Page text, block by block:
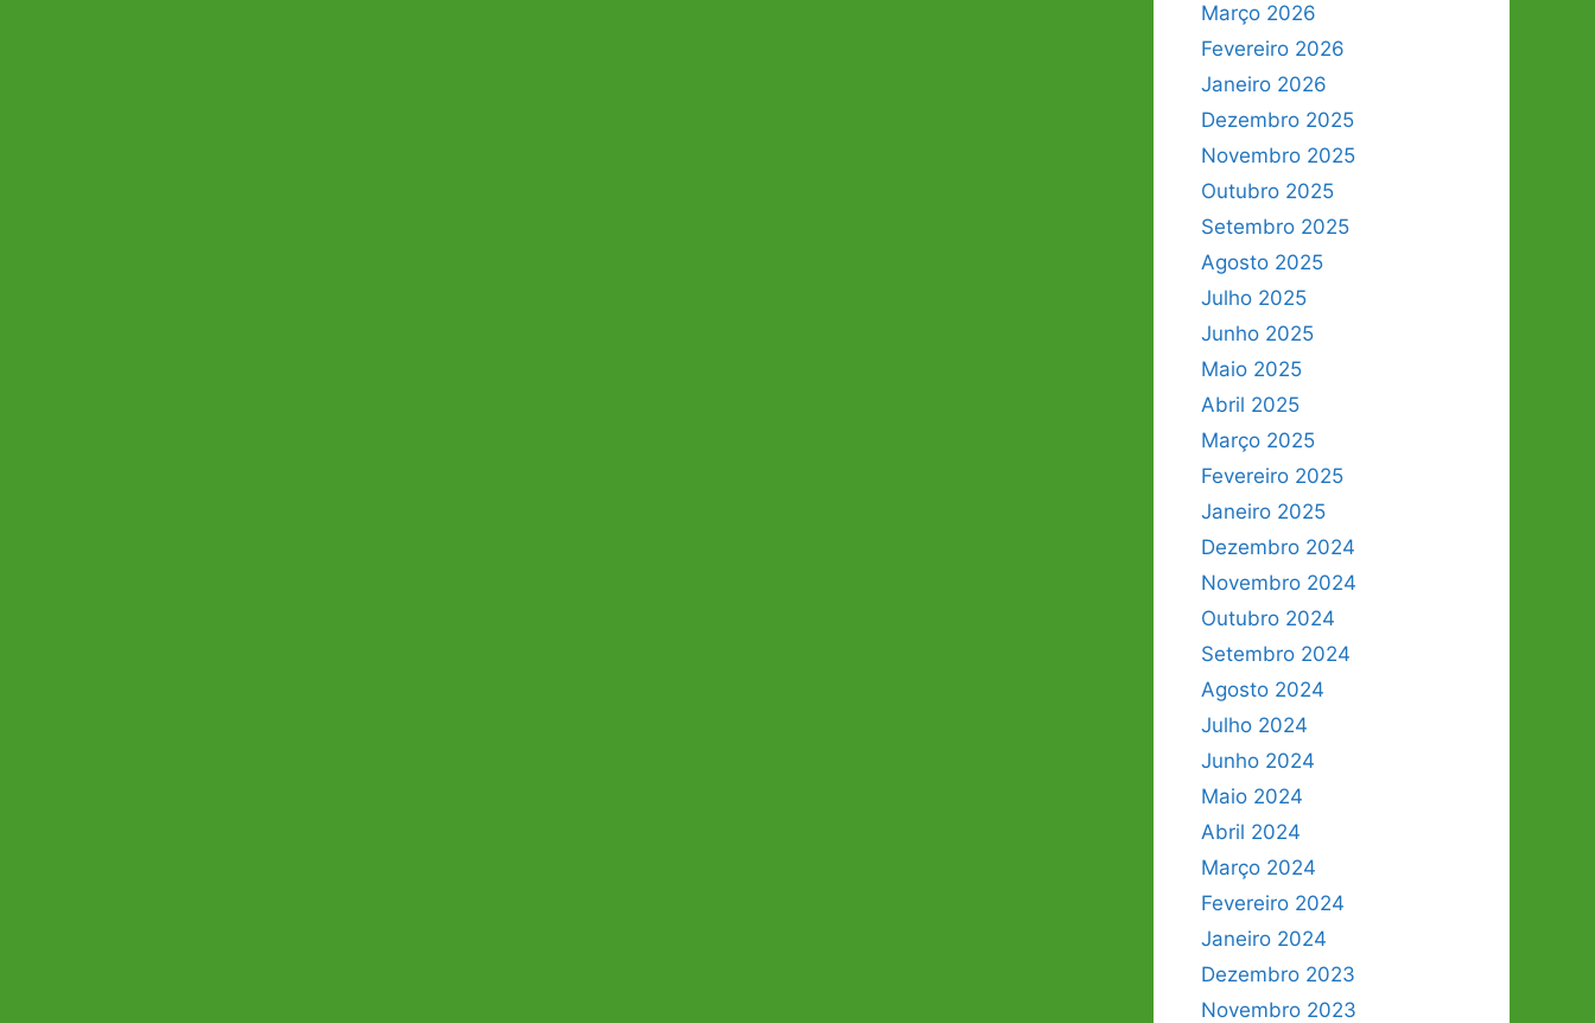
Março 2026
Fevereiro 2026
Janeiro 2026
Dezembro 2025
Novembro 2025
Outubro 2025
Setembro 2025
Agosto 2025
Julho 2025
Junho 2025
Maio 2025
Abril 2025
Março 2025
Fevereiro 2025
Janeiro 2025
Dezembro 2024
Novembro 2024
Outubro 2024
Setembro 2024
Agosto 2024
Julho 2024
Junho 2024
Maio 2024
Abril 2024
Março 2024
Fevereiro 2024
Janeiro 2024
Dezembro 2023
Novembro 2023